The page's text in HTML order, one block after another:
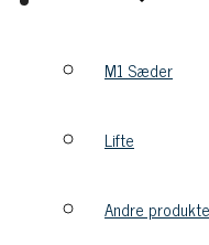
M1 Sæder
Lifte
Andre